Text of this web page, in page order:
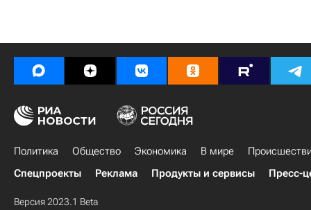
Политика Общество Экономика В мире
Спецпроекты
Реклама Продукты и сервисы Пресс-
Версия 2023.1 Beta